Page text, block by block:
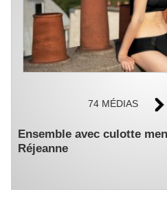
74 MÉDIAS
Ensemble avec culotte
Réjeanne